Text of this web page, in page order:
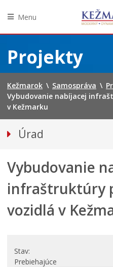
obsah
Menu
Projekty
Kežmarok \ Samospráva \
Vybudovanie nabíjacej
v Kežmarku
Úrad
Prednosta
Oddelenia úradu
Sekcie úradu
Životné situácie
Projekty mesta
Vybudovanie
infraštruktúry
vozidlá v
Stav
Prebiehajúce